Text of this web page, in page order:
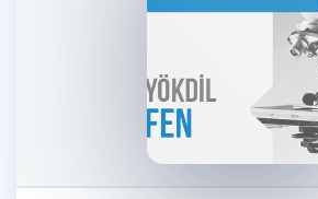
Şifremi
ÜYE DEĞİLİM
Katılımcı Görüşleri
Ücretsiz Kaynaklar
İngilizce